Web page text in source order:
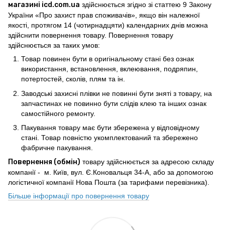
магазині icd.com.ua здійснюється згідно зі статтею 9 Закону
України «Про захист прав споживачів», якщо він належної
якості, протягом 14 (чотирнадцяти) календарних днів можна
здійснити повернення товару. Повернення товару
здійснюється за таких умов:
Товар повинен бути в оригінальному стані без ознак
використання, встановлення, вклеювання, подряпин,
потертостей, сколів, плям та ін.
Заводські захисні плівки не повинні бути зняті з товару, на
запчастинах не повинно бути слідів клею та інших ознак
самостійного ремонту.
Пакування товару має бути збережена у відповідному
стані. Товар повністю укомплектований та збережено
фабричне пакування.
Повернення (обмін) товару здійснюється за адресою складу
компанії - м. Київ, вул. Є.Коновальця 34-А, або за допомогою
логістичної компанії Нова Пошта (за тарифами перевізника).
Більше інформації про повернення товару